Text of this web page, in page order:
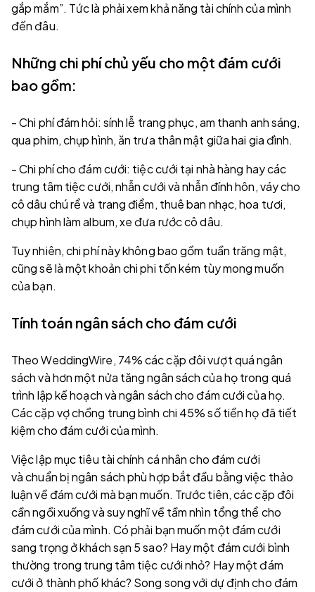
gắp mắm”. Tức là phải xem khả năng tài chính của mình
đến đâu.
Những chi phí chủ yếu cho một đám cưới
bao gồm:
- Chi phí đám hỏi: sính lễ trang phục, am thanh anh sáng,
qua phim, chụp hình, ăn trưa thân mật giữa hai gia đình.
- Chi phí cho đám cưới: tiệc cưới tại nhà hàng hay các
trung tâm tiệc cưới, nhẫn cưới và nhẫn đính hôn, váy cho
cô dâu chú rể và trang điểm, thuê ban nhạc, hoa tươi,
chụp hình làm album, xe đưa rước cô dâu.
Tuy nhiên, chi phí này không bao gồm tuần trăng mật,
cũng sẽ là một khoản chi phi tốn kém tùy mong muốn
của bạn.
Tính toán ngân sách cho đám cưới
Theo WeddingWire, 74% các cặp đôi vượt quá ngân
sách và hơn một nửa tăng ngân sách của họ trong quá
trình lập kế hoạch và ngân sách cho đám cưới của họ.
Các cặp vợ chồng trung bình chi 45% số tiền họ đã tiết
kiệm cho đám cưới của mình.
Việc lập mục tiêu tài chính cá nhân cho đám cưới
và chuẩn bị ngân sách phù hợp bắt đầu bằng việc thảo
luận về đám cưới mà bạn muốn. Trước tiên, các cặp đôi
cần ngồi xuống và suy nghĩ về tầm nhìn tổng thể cho
đám cưới của mình. Có phải bạn muốn một đám cưới
sang trọng ở khách sạn 5 sao? Hay một đám cưới bình
thường trong trung tâm tiệc cưới nhỏ? Hay một đám
cưới ở thành phố khác? Song song với dự định cho đám